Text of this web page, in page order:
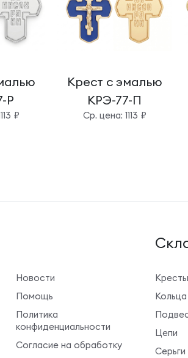
Р
₽
Крест с эмалью
КРЭ-77-П
Cр. цена: 1113 ₽
Новости
Помощь
Политика
конфиденциальности
Согласие на обработку
Кресты
Кольца
Цепи
Серьги